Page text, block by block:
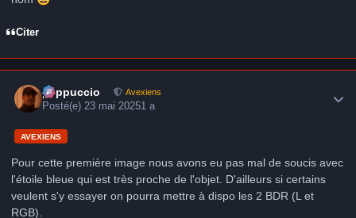
Citer
peppuccio Avexiens
Posté(e)23 mai 20251 a
AVEXIENS
Pour cette première image nous avons eu pas mal de soucis avec
l'étoile bleue qui est très proche de l'objet. D'ailleurs si certains
veulent s'y essayer on pourra mettre à dispo les 2 BDR (L et
RGB).